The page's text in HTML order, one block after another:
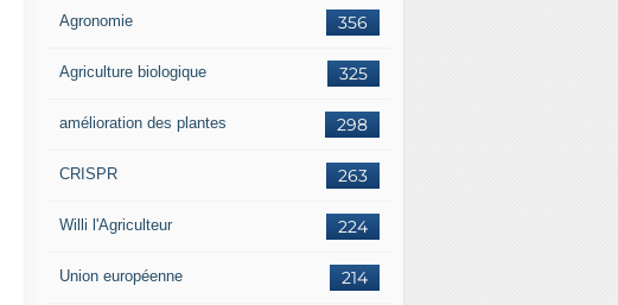
356
Agronomie
325
Agriculture biologique
298
amélioration des plantes
263
CRISPR
224
Willi l'Agriculteur
214
Union européenne